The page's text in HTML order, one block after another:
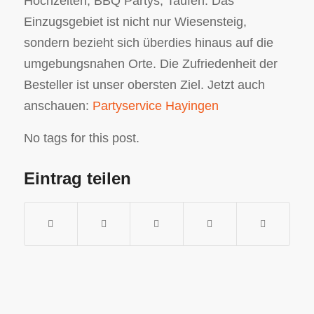
Einzugsgebiet ist nicht nur Wiesensteig,
sondern bezieht sich überdies hinaus auf die
umgebungsnahen Orte. Die Zufriedenheit der
Besteller ist unser obersten Ziel. Jetzt auch
anschauen: Partyservice Hayingen
No tags for this post.
Eintrag teilen